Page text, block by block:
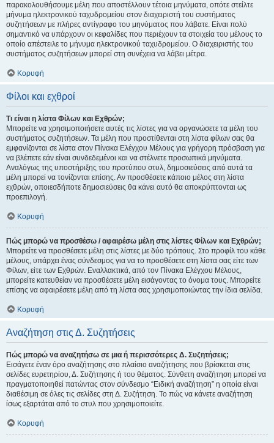
παρακολουθήσουμε μέλη που αποστέλλουν τέτοια μηνύματα, οπότε στείλτε
μήνυμα ηλεκτρονικού ταχυδρομείου στον διαχειριστή του συστήματος
συζητήσεων με πλήρες αντίγραφο του μηνύματος που λάβατε. Είναι πολύ
σημαντικό να υπάρχουν οι κεφαλίδες που περιέχουν τα στοιχεία του μέλους το
οποίο απέστειλε το μήνυμα ηλεκτρονικού ταχυδρομείου. Ο διαχειριστής του
συστήματος συζητήσεων μπορεί στη συνέχεια να λάβει μέτρα.
Κορυφή
Φίλοι και εχθροί
Τι είναι η λίστα Φίλων και Εχθρών;
Μπορείτε να χρησιμοποιήσετε αυτές τις λίστες για να οργανώσετε τα μέλη του
συστήματος συζητήσεων. Τα μέλη που προστίθενται στη λίστα φίλων σας θα
εμφανίζονται σε λίστα στον Πίνακα Ελέγχου Μέλους για γρήγορη πρόσβαση για
να βλέπετε εάν είναι συνδεδεμένοι και να στέλνετε προσωπικά μηνύματα.
Αναλόγως της υποστήριξης του προτύπου στυλ, δημοσιεύσεις από αυτά τα
μέλη μπορεί να τονίζονται επίσης. Αν προσθέσετε κάποιο μέλος στη λίστα
εχθρών, οποιεσδήποτε δημοσιεύσεις θα κάνει αυτό θα αποκρύπτονται ως
προεπιλογή.
Κορυφή
Πώς μπορώ να προσθέσω / αφαιρέσω μέλη στις λίστες Φίλων και Εχθρών;
Μπορείτε να προσθέσετε μέλη στις λίστες με δύο τρόπους. Στο προφίλ του κάθε
μέλους, υπάρχει ένας σύνδεσμος για να το προσθέσετε στη λίστα σας είτε των
Φίλων, είτε των Εχθρών. Εναλλακτικά, από τον Πίνακα Ελέγχου Μέλους,
μπορείτε κατευθείαν να προσθέσετε μέλη εισάγοντας το όνομα τους. Μπορείτε
επίσης να αφαιρέσετε μέλη από τη λίστα σας χρησιμοποιώντας την ίδια σελίδα.
Κορυφή
Αναζήτηση στις Δ. Συζητήσεις
Πώς μπορώ να αναζητήσω σε μια ή περισσότερες Δ. Συζητήσεις;
Εισάγετε έναν όρο αναζήτησης στο πλαίσιο αναζήτησης που βρίσκεται στις
σελίδες ευρετηρίου, Δ. Συζήτησης ή του θέματος. Σύνθετη αναζήτηση μπορεί να
πραγματοποιηθεί πατώντας στον σύνδεσμο “Ειδική αναζήτηση” η οποία είναι
διαθέσιμη σε όλες τις σελίδες στη Δ. Συζήτηση. Το πώς να κάνετε αναζήτηση
ίσως εξαρτάται από το στυλ που χρησιμοποιείτε.
Κορυφή